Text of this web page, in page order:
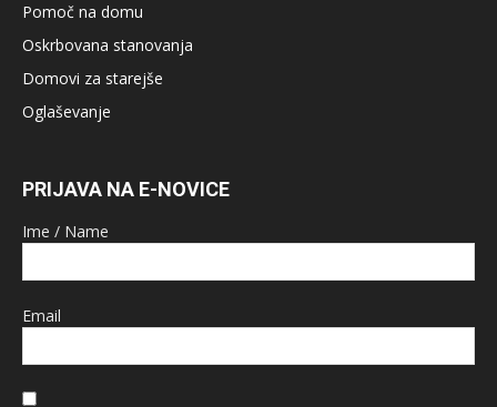
Pomoč na domu
Oskrbovana stanovanja
Domovi za starejše
Oglaševanje
PRIJAVA NA E-NOVICE
Ime / Name
Email